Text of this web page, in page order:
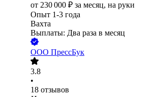
от 230 000 ₽ за месяц, на руки
Опыт 1-3 года
Вахта
Выплаты: Два раза в месяц
ООО ПрессБук
3.8
•
18 отзывов